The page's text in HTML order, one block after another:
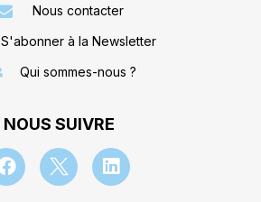
Nous contacter
S'abonner à la Newsletter
Qui sommes-nous ?
NOUS SUIVRE